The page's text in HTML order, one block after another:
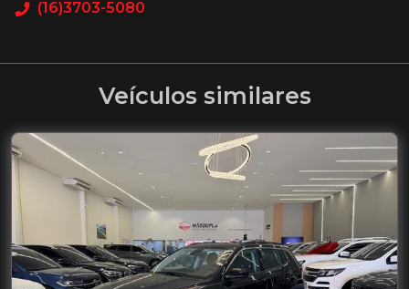
(16)3703-5080
Veículos similares